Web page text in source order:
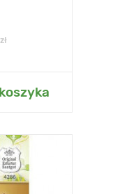
zł